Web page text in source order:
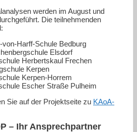
werden im August und
Die teilnehmenden
von-Harff-Schule Bedburg
Elsdorf
Herbertskaul Frechen
Kerpen
Kerpen-Horrem
Escher Straße Pulheim
Sie auf der Projektseite zu KAoA-
– Ihr Ansprechpartner